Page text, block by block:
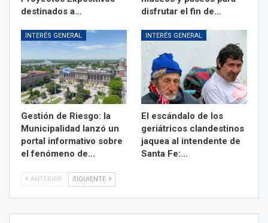
destinados a…
disfrutar el fin de…
INTERÉS GENERAL
Gestión de Riesgo: la
Municipalidad lanzó un
portal informativo sobre
el fenómeno de…
INTERÉS GENERAL
El escándalo de los
geriátricos clandestinos
jaquea al intendente de
Santa Fe:…
ANTERIOR SIGUIENTE